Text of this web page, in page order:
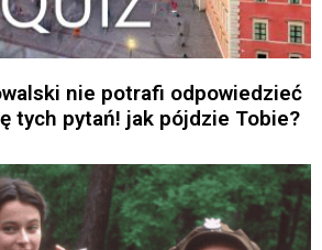
nie potrafi odpowiedzieć
tych pytań! jak pójdzie Tobie?